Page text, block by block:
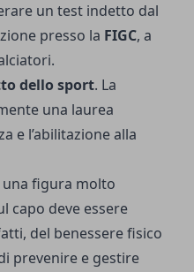
un test indetto dal
presso la FIGC, a
.
dello sport. La
una laurea
e l’abilitazione alla
una figura molto
capo deve essere
del benessere fisico
prevenire e gestire